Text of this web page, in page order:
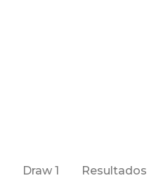
Draw 1 Resultados